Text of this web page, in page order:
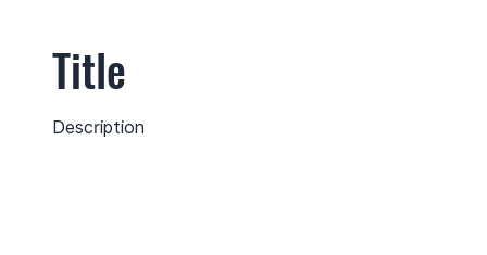
Title
Description